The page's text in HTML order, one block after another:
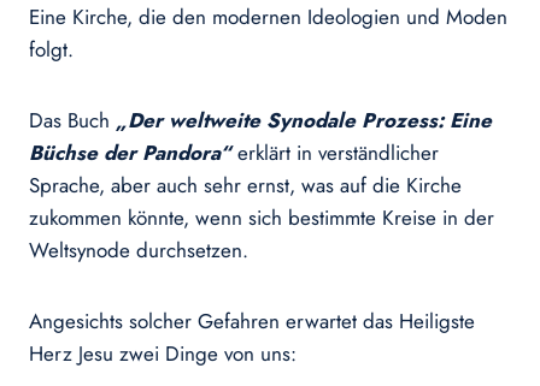
Eine Kirche, die den modernen Ideologien und Moden
folgt.
Das Buch „Der weltweite Synodale Prozess: Eine
Büchse der Pandora“erklärt in verständlicher
Sprache, aber auch sehr ernst, was auf die Kirche
zukommen könnte, wenn sich bestimmte Kreise in der
Weltsynode durchsetzen.
Angesichts solcher Gefahren erwartet das Heiligste
Herz Jesu zwei Dinge von uns: